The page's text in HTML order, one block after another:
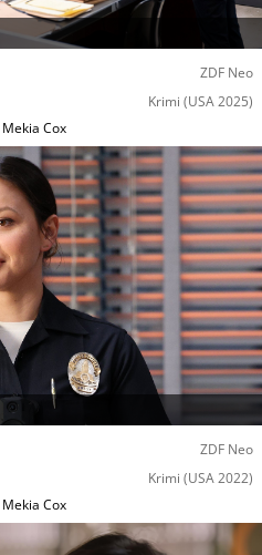
ZDF Neo
Krimi (USA 2025)
Mekia Cox
ZDF Neo
Krimi (USA 2022)
Mekia Cox